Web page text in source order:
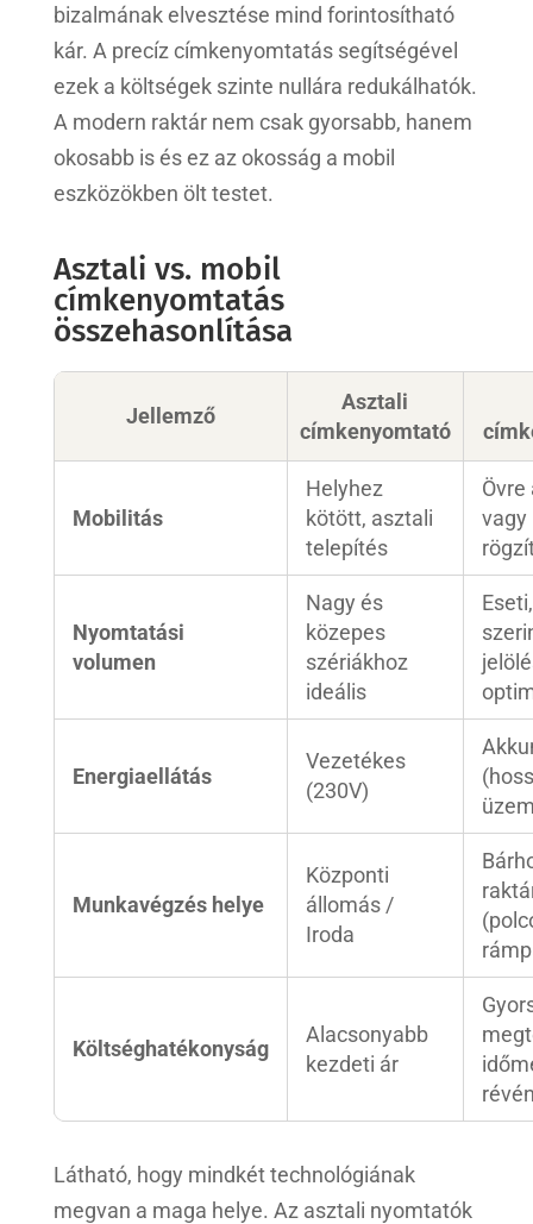
bizalmának elvesztése mind forintosítható
kár. A precíz címkenyomtatás segítségével
ezek a költségek szinte nullára redukálhatók.
A modern raktár nem csak gyorsabb, hanem
okosabb is és ez az okosság a mobil
eszközökben ölt testet.
Asztali vs. mobil
címkenyomtatás
összehasonlítása
Jellemző
Asztali
címkenyomtató
Mobilitás
Helyhez
kötött, asztali
telepítés
vagy
Nyomtatási
volumen
Nagy és
közepes
szériákhoz
ideális
Energiaellátás
Vezetékes
(230V)
Munkavégzés helye
Központi
állomás /
Iroda
Költséghatékonyság
Alacsonyabb
kezdeti ár
Látható, hogy mindkét technológiának
megvan a maga helye. Az asztali nyomtatók